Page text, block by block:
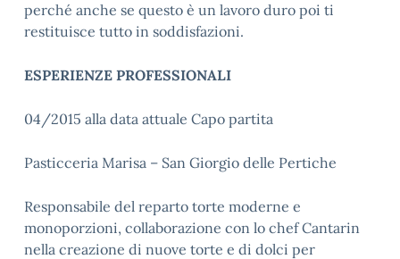
perché anche se questo è un lavoro duro poi ti
restituisce tutto in soddisfazioni.
ESPERIENZE PROFESSIONALI
04/2015 alla data attuale Capo partita
Pasticceria Marisa – San Giorgio delle Pertiche
Responsabile del reparto torte moderne e
monoporzioni, collaborazione con lo chef Cantarin
nella creazione di nuove torte e di dolci per